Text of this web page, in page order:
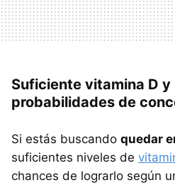
Suficiente vitamina D y
probabilidades de
Si estás buscando quedar
suficientes niveles de
chances de lograrlo según